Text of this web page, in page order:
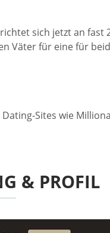
sich jetzt an
Väter für eine für
Sites wie
& PROFIL